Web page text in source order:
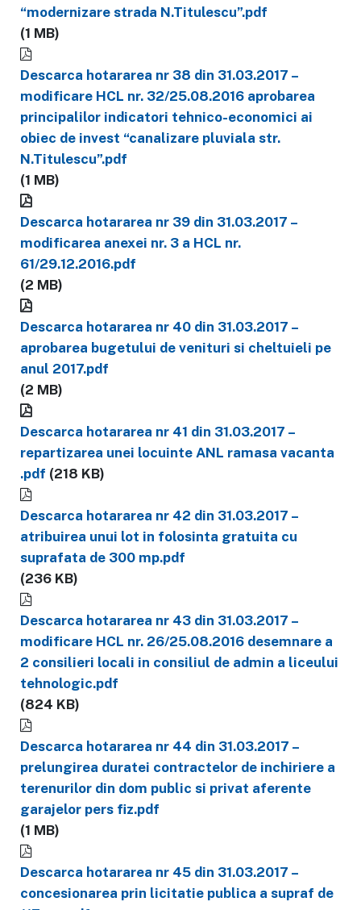
“modernizare strada N.Titulescu”.pdf
(1 MB)
Descarca hotararea nr 38 din 31.03.2017 –
modificare HCL nr. 32/25.08.2016 aprobarea
principalilor indicatori tehnico-economici ai
obiec de invest “canalizare pluviala str.
N.Titulescu”.pdf
(1 MB)
Descarca hotararea nr 39 din 31.03.2017 –
modificarea anexei nr. 3 a HCL nr.
61/29.12.2016.pdf
(2 MB)
Descarca hotararea nr 40 din 31.03.2017 –
aprobarea bugetului de venituri si cheltuieli pe
anul 2017.pdf
(2 MB)
Descarca hotararea nr 41 din 31.03.2017 –
repartizarea unei locuinte ANL ramasa vacanta
.pdf (218 KB)
Descarca hotararea nr 42 din 31.03.2017 –
atribuirea unui lot in folosinta gratuita cu
suprafata de 300 mp.pdf
(236 KB)
Descarca hotararea nr 43 din 31.03.2017 –
modificare HCL nr. 26/25.08.2016 desemnare a
2 consilieri locali in consiliul de admin a liceului
tehnologic.pdf
(824 KB)
Descarca hotararea nr 44 din 31.03.2017 –
prelungirea duratei contractelor de inchiriere a
terenurilor din dom public si privat aferente
garajelor pers fiz.pdf
(1 MB)
Descarca hotararea nr 45 din 31.03.2017 –
concesionarea prin licitatie publica a supraf de